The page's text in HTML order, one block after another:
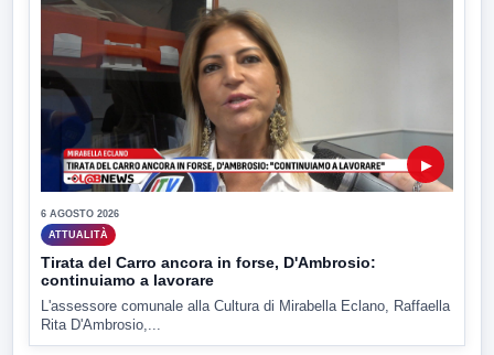
▶
6 AGOSTO 2026
ATTUALITÀ
Tirata del Carro ancora in forse, D'Ambrosio:
continuiamo a lavorare
L'assessore comunale alla Cultura di Mirabella Eclano, Raffaella
Rita D'Ambrosio,...